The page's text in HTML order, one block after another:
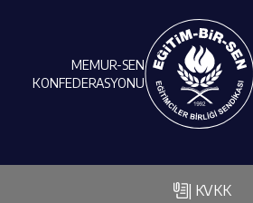
MEMUR-SEN
KONFEDERASYONU
| KVKK